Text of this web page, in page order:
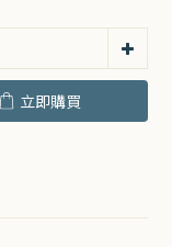
立即購買